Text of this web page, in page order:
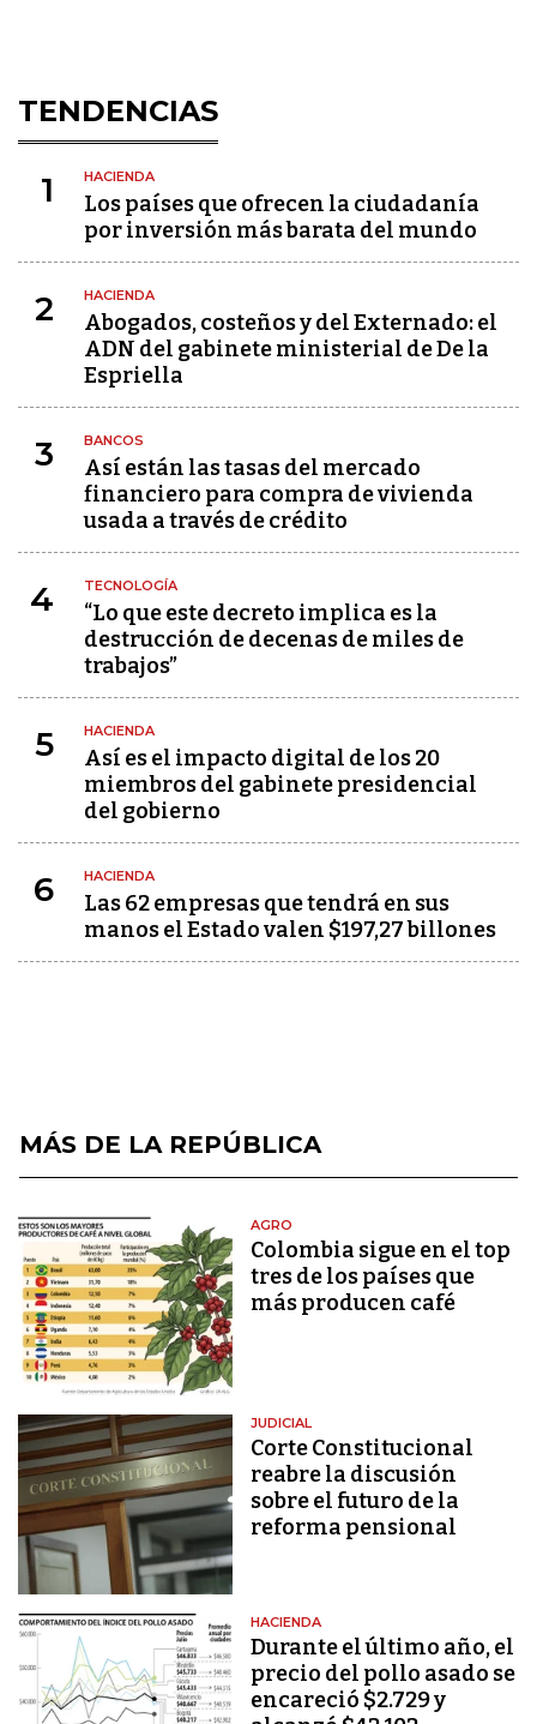
TENDENCIAS
1 HACIENDA
Los países que ofrecen la ciudadanía
por inversión más barata del mundo
2 HACIENDA
Abogados, costeños y del Externado: el
ADN del gabinete ministerial de De la
Espriella
3 BANCOS
Así están las tasas del mercado
financiero para compra de vivienda
usada a través de crédito
4 TECNOLOGÍA
“Lo que este decreto implica es la
destrucción de decenas de miles de
trabajos”
5 HACIENDA
Así es el impacto digital de los 20
miembros del gabinete presidencial
del gobierno
6 HACIENDA
Las 62 empresas que tendrá en sus
manos el Estado valen $197,27 billones
MÁS DE LA REPÚBLICA
AGRO
Colombia sigue en el top
tres de los países que
más producen café
JUDICIAL
Corte Constitucional
reabre la discusión
sobre el futuro de la
reforma pensional
HACIENDA
Durante el último año, el
precio del pollo asado se
encareció $2.729 y